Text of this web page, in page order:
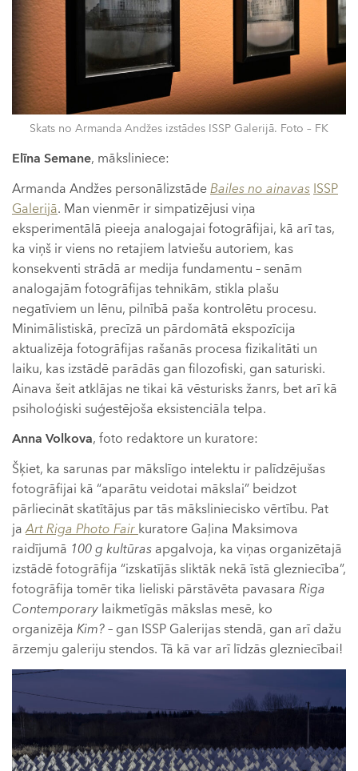
Skats no Armanda Andžes izstādes ISSP Galerijā. Foto – FK
Elīna Semane, māksliniece:
Armanda Andžes personālizstādeBailes no ainavas ISSP
Galerijā. Man vienmēr ir simpatizējusi viņa
eksperimentālā pieeja analogajai fotogrāfijai, kā arī tas,
ka viņš ir viens no retajiem latviešu autoriem, kas
konsekventi strādā ar medija fundamentu – senām
analogajām fotogrāfijas tehnikām, stikla plašu
negatīviem un lēnu, pilnībā paša kontrolētu procesu.
Minimālistiskā, precīzā un pārdomātā ekspozīcija
aktualizēja fotogrāfijas rašanās procesa fizikalitāti un
laiku, kas izstādē parādās gan filozofiski, gan saturiski.
Ainava šeit atklājas ne tikai kā vēsturisks žanrs, bet arī kā
psiholoģiski suģestējoša eksistenciāla telpa.
Anna Volkova, foto redaktore un kuratore:
Šķiet, ka sarunas par mākslīgo intelektu ir palīdzējušas
fotogrāfijai kā “aparātu veidotai mākslai” beidzot
pārliecināt skatītājus par tās māksliniecisko vērtību. Pat
jaArt Riga Photo Fair kuratore Gaļina Maksimova
raidījumā 100 g kultūras apgalvoja, ka viņas organizētajā
izstādē fotogrāfija “izskatījās sliktāk nekā īstā glezniecība”,
fotogrāfija tomēr tika lieliski pārstāvēta pavasara Riga
Contemporary laikmetīgās mākslas mesē, ko
organizēja Kim?– gan ISSP Galerijasstendā, gan arī dažu
ārzemju galeriju stendos. Tā kā var arī līdzās glezniecībai!